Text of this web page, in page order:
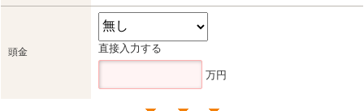
頭金 直接入力する
万円